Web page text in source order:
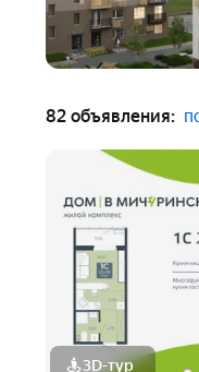
82 объявления:
3D-тур